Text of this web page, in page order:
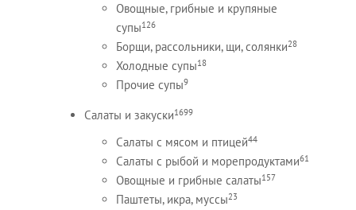
Овощные, грибные и крупяные
супы126
Борщи, рассольники, щи, солянки28
Холодные супы18
Прочие супы9
Салаты и закуски1699
Салаты с мясом и птицей44
Салаты с рыбой и морепродуктами61
Овощные и грибные салаты157
Паштеты, икра, муссы23